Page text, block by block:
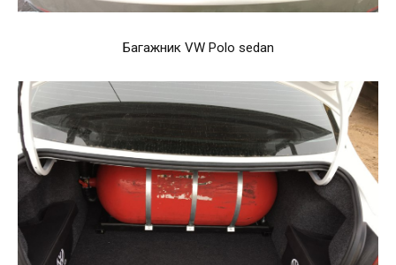
Багажник VW Polo sedan